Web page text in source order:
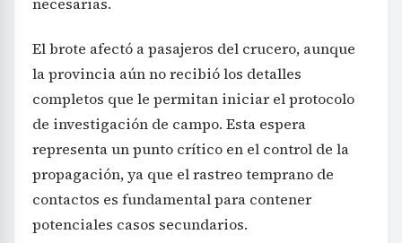
El brote afectó a pasajeros del crucero, aunque
la provincia aún no recibió los detalles
completos que le permitan iniciar el protocolo
de investigación de campo. Esta espera
representa un punto crítico en el control de la
propagación, ya que el rastreo temprano de
contactos es fundamental para contener
potenciales casos secundarios.